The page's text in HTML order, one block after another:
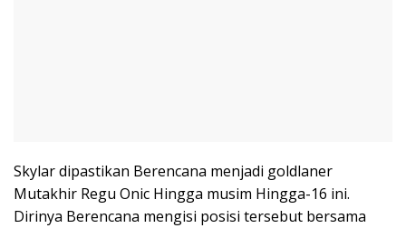
Skylar dipastikan Berencana menjadi goldlaner
Mutakhir Regu Onic Hingga musim Hingga-16 ini.
Dirinya Berencana mengisi posisi tersebut bersama